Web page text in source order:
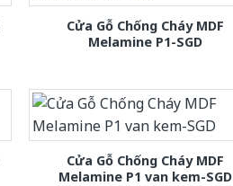
Cửa Gỗ Chống Cháy MDF
Melamine P1-SGD
Cửa Gỗ Chống Cháy MDF
Melamine P1 van kem-SGD